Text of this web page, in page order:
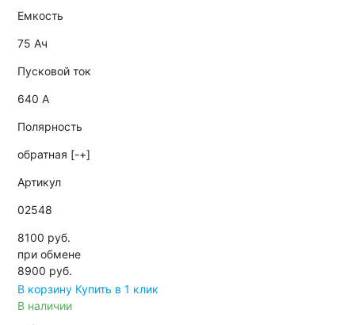
Емкость
75 Ач
Пусковой ток
640 А
Полярность
обратная [-+]
Артикул
02548
8100 руб.
при обмене
8900 руб.
В корзину Купить в 1 клик
В наличии